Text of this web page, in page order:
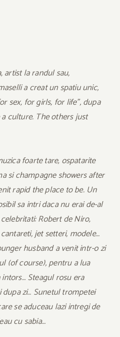
artist la randul sau,
a creat un spatiu unic,
sex, for girls, for life”, dupa
culture. The others just
foarte tare, ospatarite
si champagne showers after
rapid the place to be. Un
sa intri daca nu erai de-al
Robert de Niro,
jet setteri, modele…
husband a venit intr-o zi
(of course), pentru a lua
Steagul rosu era
dupa zi… Sunetul trompetei
se aduceau lazi intregi de
cu sabia…